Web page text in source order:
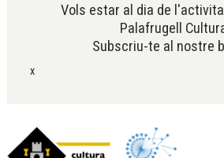
Vols estar al dia de
Palafrugell
Subscriu-te al nostre
x